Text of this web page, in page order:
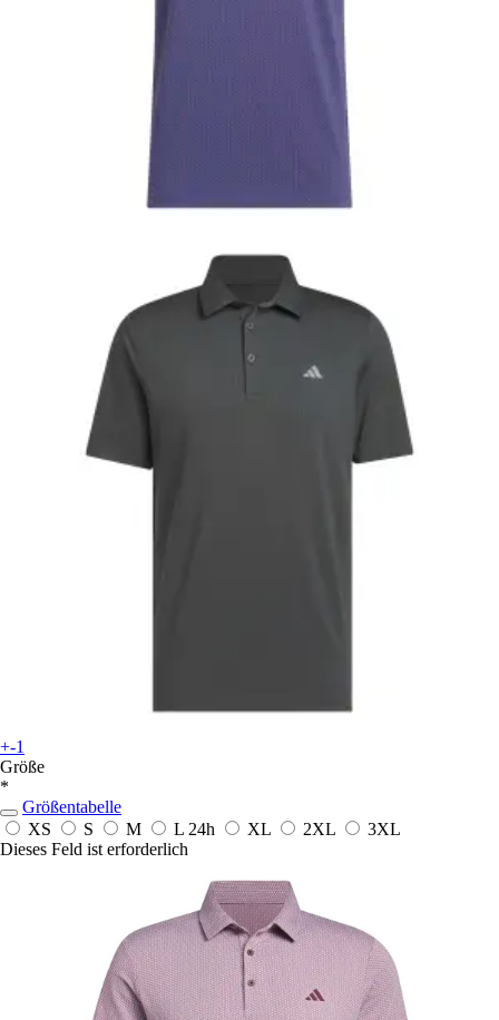
+-1
Größe
*
Größentabelle
XS
S M L 24h XL 2XL
3XL
Dieses Feld ist erforderlich